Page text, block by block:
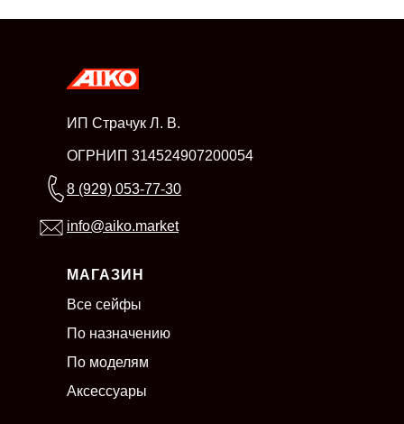
МАГАЗИН
Все сейфы
По назначению
По моделям
Аксессуары
ИП Страчук Л. В.
ОГРНИП 314524907200054
8 (929) 053-77-30
info@aiko.market